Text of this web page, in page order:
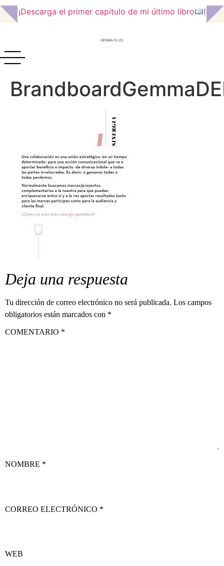
¡Descarga el primer capítulo de mi último libro !
Deja una respuesta
Tu dirección de correo electrónico no será publicada. Los campos
obligatorios están marcados con *
COMENTARIO *
NOMBRE *
CORREO ELECTRÓNICO *
WEB